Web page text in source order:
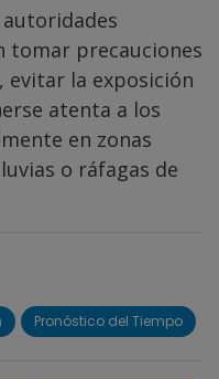
tomar precauciones
la exposición
atenta a los
en zonas
o ráfagas de
Pronóstico del Tiempo